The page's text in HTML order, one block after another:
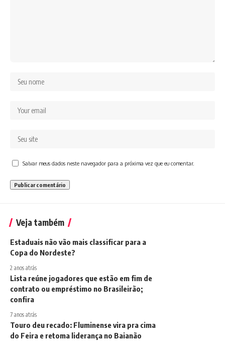
Salvar meus dados neste navegador para a próxima vez que eu comentar.
Veja também
Estaduais não vão mais classificar para a
Copa do Nordeste?
2 anos atrás
Lista reúne jogadores que estão em fim de
contrato ou empréstimo no Brasileirão;
confira
7 anos atrás
Touro deu recado: Fluminense vira pra cima
do Feira e retoma liderança no Baianão